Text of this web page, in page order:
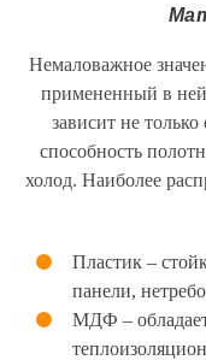
Немаловажное
примененный в ней
зависит не
способность
холод. Наиболее
Пластик –
панели,
МДФ –